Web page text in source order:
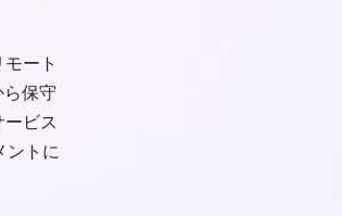
ート
保守
ビス
ントに